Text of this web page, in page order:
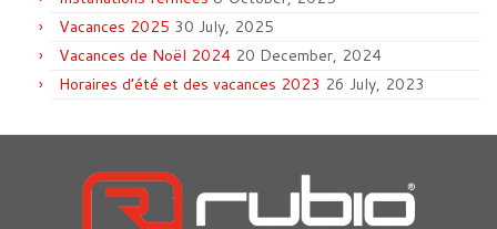
Vacances 2025 30 July, 2025
Vacances de Noël 2024 20 December, 2024
Horaires d’été et des vacances 2023 26 July, 2023